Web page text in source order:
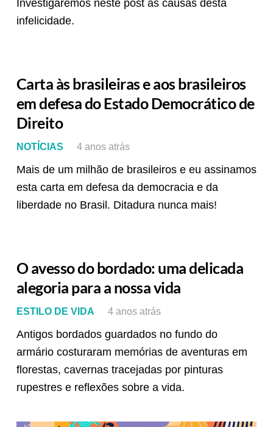
Investigaremos neste post as causas desta
infelicidade.
Carta às brasileiras e aos brasileiros
em defesa do Estado Democrático de
Direito
NOTÍCIAS 4 anos atrás
Mais de um milhão de brasileiros e eu assinamos
esta carta em defesa da democracia e da
liberdade no Brasil. Ditadura nunca mais!
O avesso do bordado: uma delicada
alegoria para a nossa vida
ESTILO DE VIDA 4 anos atrás
Antigos bordados guardados no fundo do
armário costuraram memórias de aventuras em
florestas, cavernas tracejadas por pinturas
rupestres e reflexões sobre a vida.